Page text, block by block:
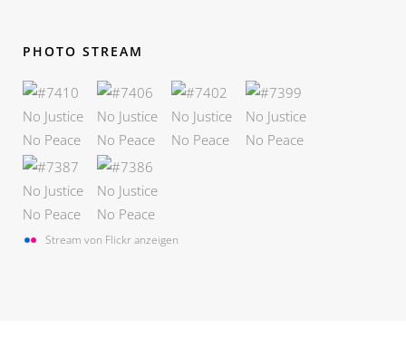
PHOTO STREAM
Stream von Flickr anzeigen